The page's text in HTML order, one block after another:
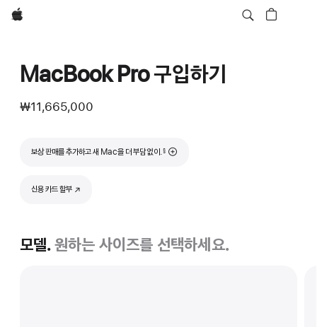
Apple
MacBook Pro 구입하기
₩11,665,000
보상 판매를 추가하고 새 Mac을 더 부담 없이.
각주
§
신용 카드 할부
(새 창에서 열림)
모델.원하는 사이즈를 선택하세요.